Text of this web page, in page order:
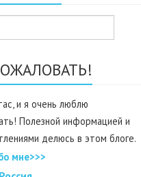
и я очень люблю
Полезной информацией и
делюсь в этом блоге.
мне>>>